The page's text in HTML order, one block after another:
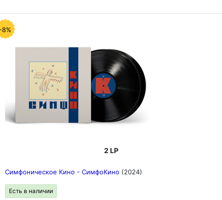
8%
2 LP
Симфоническое Кино - СимфоКино (2024)
Есть в наличии